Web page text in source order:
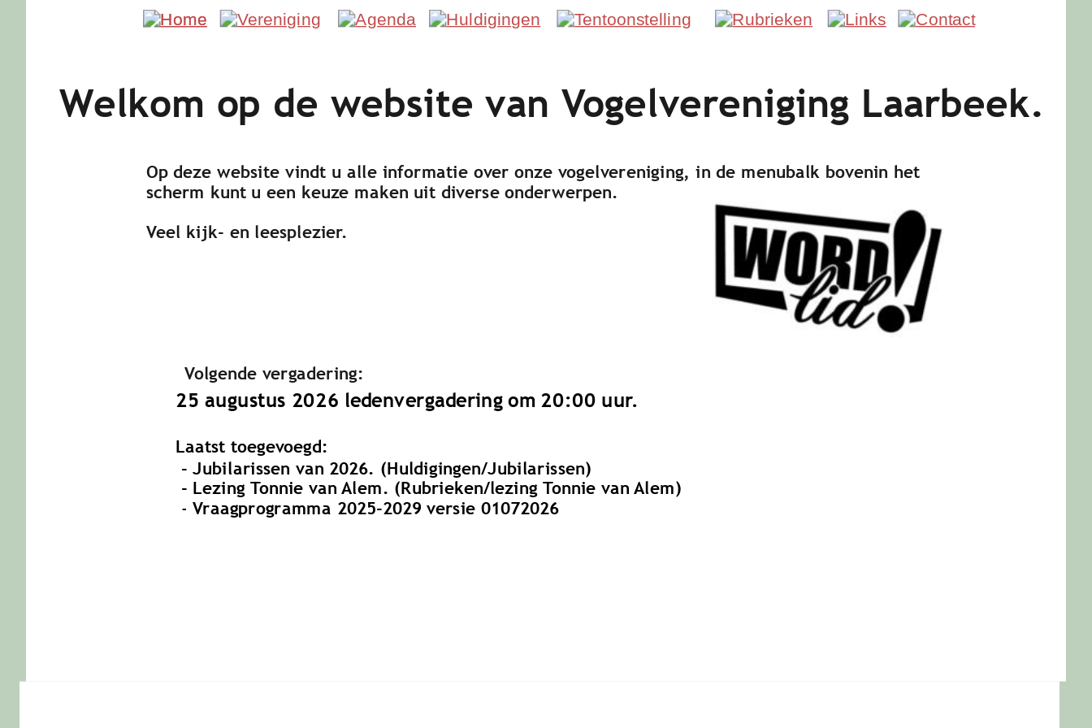
Welkom op de website van Vogelvereniging Laarbeek.
                Op deze website vindt u alle informatie over onze vogelvereniging, in de menubalk bovenin het
                scherm kunt u een keuze maken uit diverse onderwerpen.
                Veel kijk- en leesplezier.
               Volgende vergadering:
      25 augustus 2026 ledenvergadering om 20:00 uur.
Laatst toegevoegd:
       - Jubilarissen van 2026. (Huldigingen/Jubilarissen)
       - Lezing Tonnie van Alem. (Rubrieken/lezing Tonnie van Alem)
       -
Vraagprogramma 2025-2029 versie 01072026